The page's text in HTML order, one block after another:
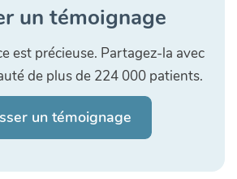
un témoignage
est précieuse. Partagez-la avec
de plus de 224 000 patients.
un témoignage